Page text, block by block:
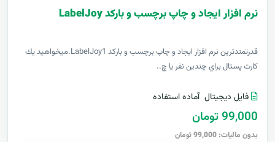
نرم افزار ایجاد و چاپ برچسب و بارکد LabelJoy
قدرتمندترين نرم افزار ایجاد و چاپ برچسب و بارکد LabelJoy1.ميخواهيد يك
كارت پستال براي چندين نفر يا چ..
فایل دیجیتال آماده استفاده
99,000 تومان
بدون مالیات: 99,000 تومان